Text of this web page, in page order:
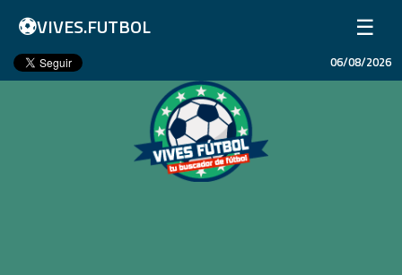
⚽VIVES.FUTBOL ☰
Inicio
06/08/2026